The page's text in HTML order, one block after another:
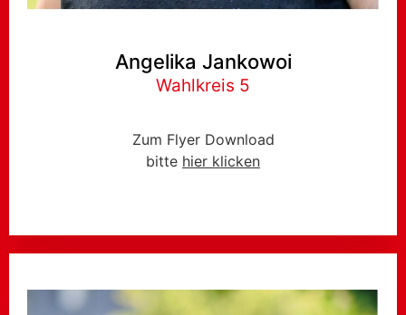
Angelika Jankowoi
Wahlkreis 5
Zum Flyer Download
bitte hier klicken